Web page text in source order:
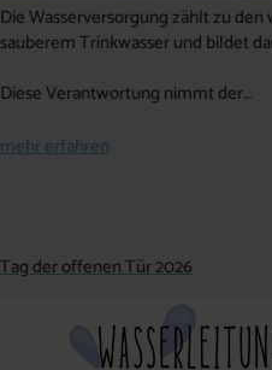
Die Wasserversorgung zählt zu
sauberem Trinkwasser und bildet
Diese Verantwortung nimmt der…
mehr erfahren
Tag der offenen Tür 2026